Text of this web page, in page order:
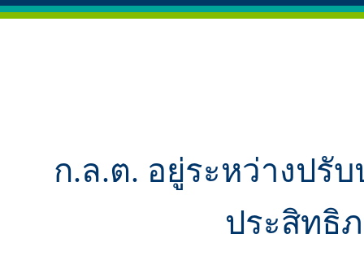
ก.ล.ต. อยู่ระหว่างปรั
ประสิทธิ